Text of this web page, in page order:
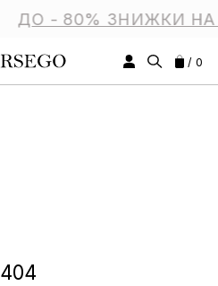
ДО - 80% ЗНИЖКИ НА
/ 0
404